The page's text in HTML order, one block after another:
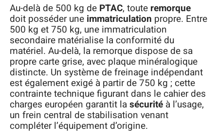
Au-delà de 500 kg de PTAC, toute remorque
doit posséder une immatriculation propre. Entre
500 kg et 750 kg, une immatriculation
secondaire matérialise la conformité du
matériel. Au-delà, la remorque dispose de sa
propre carte grise, avec plaque minéralogique
distincte. Un système de freinage indépendant
est également exigé à partir de 750 kg ; cette
contrainte technique figurant dans le cahier des
charges européen garantit lasécurité à l’usage,
un frein central de stabilisation venant
compléter l’équipement d’origine.